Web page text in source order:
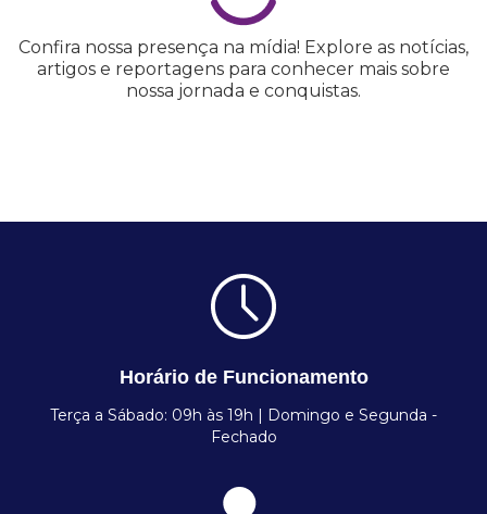
Confira nossa presença na mídia! Explore as notícias,
artigos e reportagens para conhecer mais sobre
nossa jornada e conquistas.
Horário de Funcionamento
Terça a Sábado: 09h às 19h | Domingo e Segunda -
Fechado